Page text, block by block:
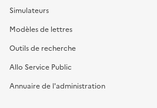
Simulateurs
Modèles de lettres
Outils de recherche
Allo Service Public
Annuaire de l'administration